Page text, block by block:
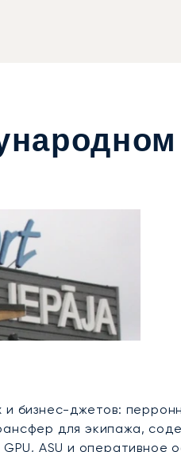
бизнес-джетов:
для экипажа,
ASU и оперативное